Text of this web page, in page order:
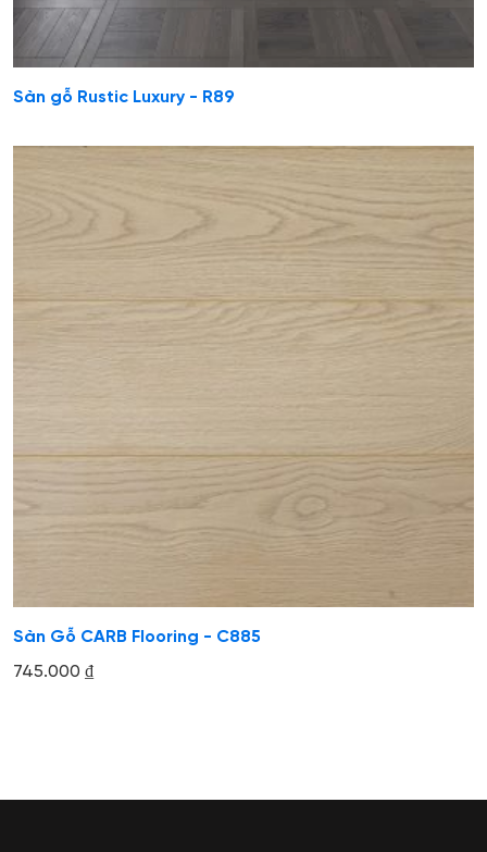
Sàn gỗ Rustic Luxury - R89
Sàn Gỗ CARB Flooring - C885
745.000 ₫